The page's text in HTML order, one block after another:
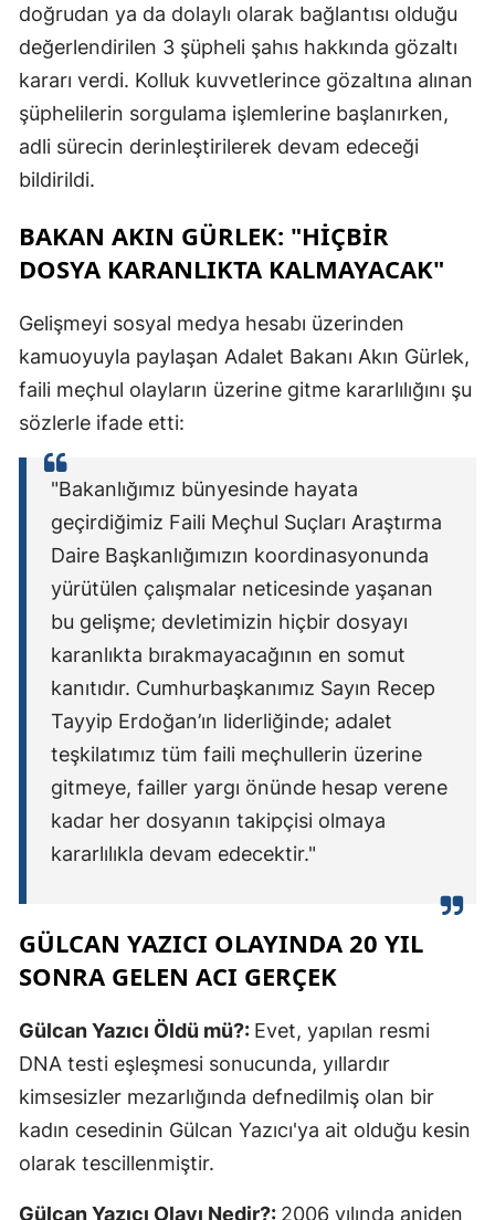
doğrudan ya da dolaylı olarak bağlantısı olduğu
değerlendirilen 3 şüpheli şahıs hakkında gözaltı
kararı verdi. Kolluk kuvvetlerince gözaltına alınan
şüphelilerin sorgulama işlemlerine başlanırken,
adli sürecin derinleştirilerek devam edeceği
bildirildi.
BAKAN AKIN GÜRLEK: "HIÇBIR
DOSYA KARANLIKTA KALMAYACAK"
Gelişmeyi sosyal medya hesabı üzerinden
kamuoyuyla paylaşan Adalet Bakanı Akın Gürlek,
faili meçhul olayların üzerine gitme kararlılığını şu
sözlerle ifade etti:
"Bakanlığımız bünyesinde hayata
geçirdiğimiz Faili Meçhul Suçları Araştırma
Daire Başkanlığımızın koordinasyonunda
yürütülen çalışmalar neticesinde yaşanan
bu gelişme; devletimizin hiçbir dosyayı
karanlıkta bırakmayacağının en somut
kanıtıdır. Cumhurbaşkanımız Sayın Recep
Tayyip Erdoğan’ın liderliğinde; adalet
teşkilatımız tüm faili meçhullerin üzerine
gitmeye, failler yargı önünde hesap verene
kadar her dosyanın takipçisi olmaya
kararlılıkla devam edecektir."
GÜLCAN YAZICI OLAYINDA 20 YIL
SONRA GELEN ACI GERÇEK
Gülcan Yazıcı Öldü mü?: Evet, yapılan resmi
DNA testi eşleşmesi sonucunda, yıllardır
kimsesizler mezarlığında defnedilmiş olan bir
kadın cesedinin Gülcan Yazıcı'ya ait olduğu kesin
olarak tescillenmiştir.
Gülcan Yazıcı Olayı Nedir?: 2006 yılında aniden